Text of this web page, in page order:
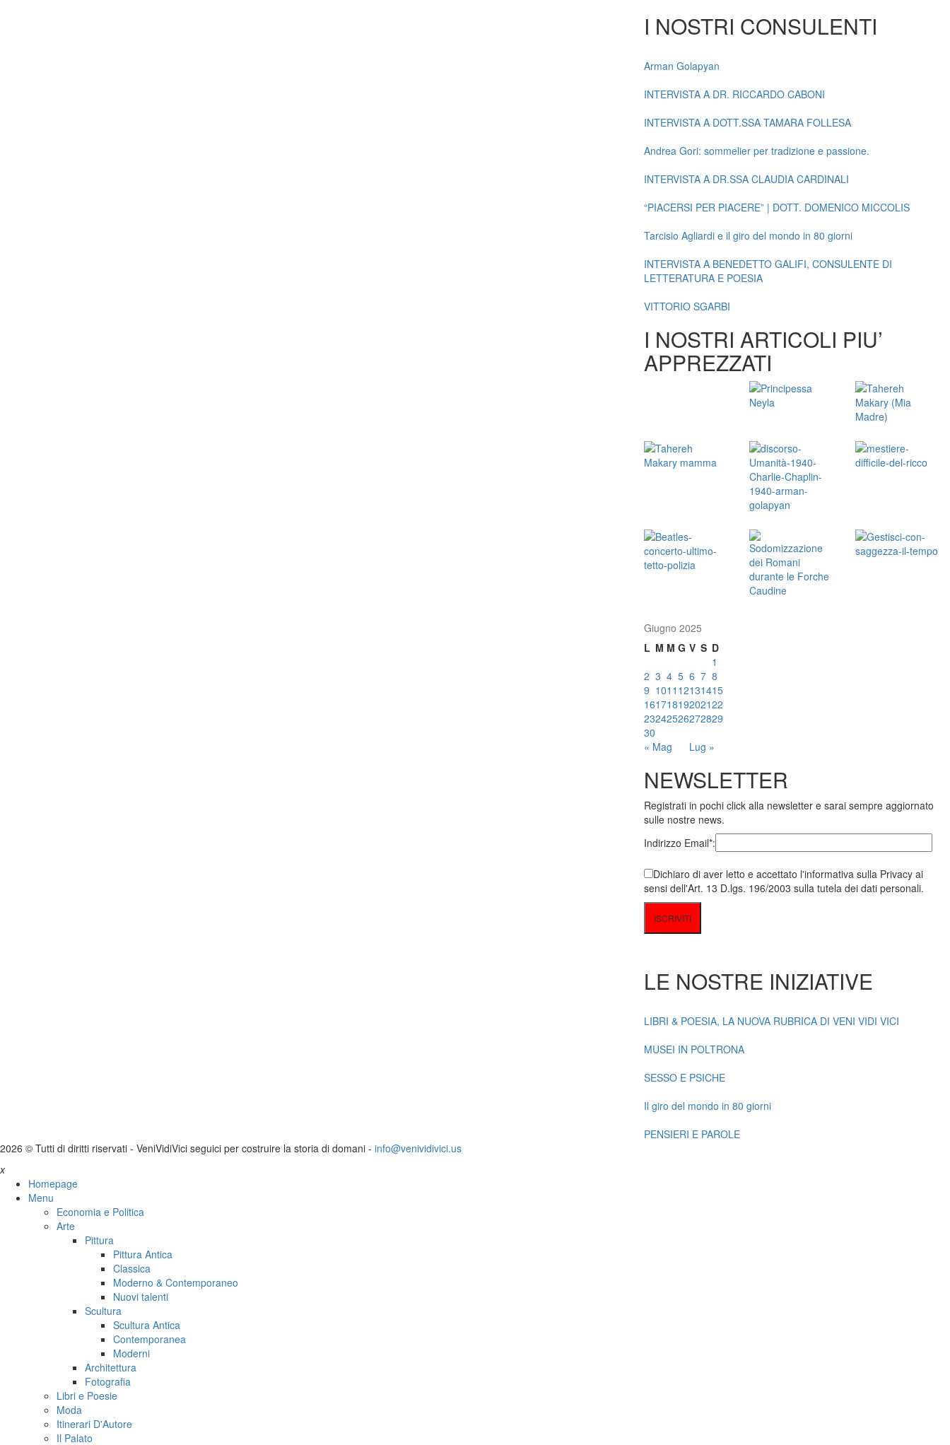
I NOSTRI CONSULENTI
Arman Golapyan
INTERVISTA A DR. RICCARDO CABONI
INTERVISTA A DOTT.SSA TAMARA FOLLESA
Andrea Gori: sommelier per tradizione e passione.
INTERVISTA A DR.SSA CLAUDIA CARDINALI
“PIACERSI PER PIACERE” | DOTT. DOMENICO MICCOLIS
Tarcisio Agliardi e il giro del mondo in 80 giorni
INTERVISTA A BENEDETTO GALIFI, CONSULENTE DI
LETTERATURA E POESIA
VITTORIO SGARBI
I NOSTRI ARTICOLI PIU’
APPREZZATI
Giugno 2025
L M M G V S D
« Mag Lug »
1
2 3 4 5 6 7 8
9 1011 12131415
16171819202122
23242526272829
30
NEWSLETTER
Registrati in pochi click alla newsletter e sarai sempre aggiornato
sulle nostre news.
Indirizzo Email*:
Dichiaro di aver letto e accettato l'informativa sulla Privacy ai
sensi dell'Art. 13 D.lgs. 196/2003 sulla tutela dei dati personali.
LE NOSTRE INIZIATIVE
LIBRI & POESIA, LA NUOVA RUBRICA DI VENI VIDI VICI
MUSEI IN POLTRONA
SESSO E PSICHE
Il giro del mondo in 80 giorni
PENSIERI E PAROLE
2026 © Tutti di diritti riservati - VeniVidiVici seguici per costruire la storia di domani - info@venividivici.us
x
Homepage
Menu
Economia e Politica
Arte
Pittura
Pittura Antica
Classica
Moderno & Contemporaneo
Nuovi talenti
Scultura
Scultura Antica
Contemporanea
Moderni
Architettura
Fotografia
Libri e Poesie
Moda
Itinerari D'Autore
Il Palato